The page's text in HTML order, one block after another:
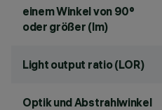
einem Winkel von 90°
oder größer (lm)
Light output ratio (LOR)
Optik und Abstrahlwinkel